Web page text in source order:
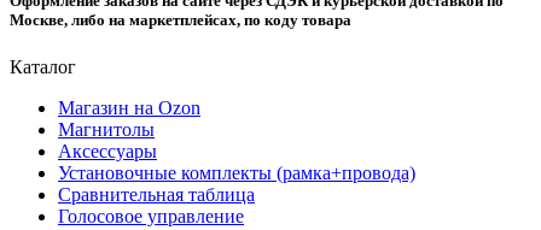
Москве, либо на маркетплейсах, по коду товара
Каталог
Магазин на Ozon
Магнитолы
Аксессуары
Установочные комплекты (рамка+провода)
Сравнительная таблица
Голосовое управление